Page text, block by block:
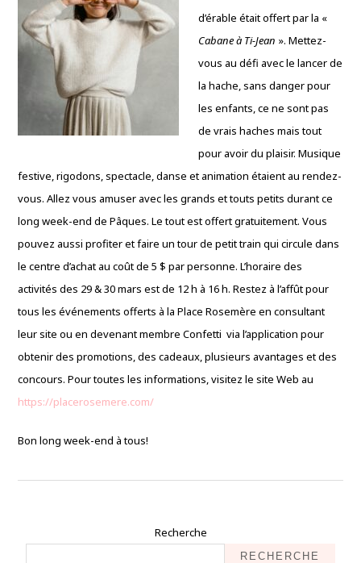
d’érable était offert par la «
Cabane à Ti-Jean ». Mettez-
vous au défi avec le lancer de
la hache, sans danger pour
les enfants, ce ne sont pas
de vrais haches mais tout
pour avoir du plaisir. Musique
festive, rigodons, spectacle, danse et animation étaient au rendez-
vous. Allez vous amuser avec les grands et touts petits durant ce
long week-end de Pâques. Le tout est offert gratuitement. Vous
pouvez aussi profiter et faire un tour de petit train qui circule dans
le centre d’achat au coût de 5 $ par personne. L’horaire des
activités des 29 & 30 mars est de 12 h à 16 h. Restez à l’affût pour
tous les événements offerts à la Place Rosemère en consultant
leur site ou en devenant membre Confetti via l’application pour
obtenir des promotions, des cadeaux, plusieurs avantages et des
concours. Pour toutes les informations, visitez le site Web au
https://placerosemere.com/
Bon long week-end à tous!
Recherche
RECHERCHE